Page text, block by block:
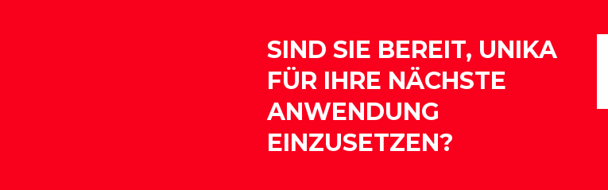
SIND SIE BEREIT, UNIKA
FÜR IHRE NÄCHSTE
ANWENDUNG
EINZUSETZEN?